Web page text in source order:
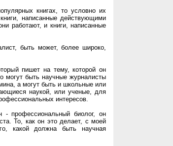
книгах, то условно их
написанные действующими
работают, и книги, написанные
быть может, более широко,
пишет на тему, которой он
могут быть научные журналисты
а могут быть и школьные или
наукой, или ученые, для
интересов.
профессиональный биолог, он
То, как он это делает, с моей
какой должна быть научная